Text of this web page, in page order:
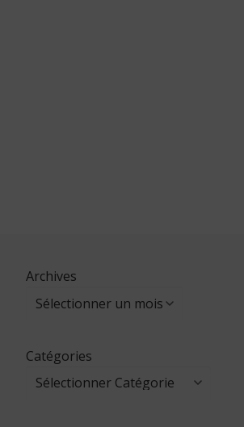
Archives
Catégories